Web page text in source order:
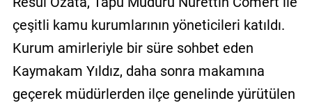
çeşitli kamu kurumlarının yöneticileri katıldı.
Kurum amirleriyle bir süre sohbet eden
Kaymakam Yıldız, daha sonra makamına
geçerek müdürlerden ilçe genelinde yürütülen